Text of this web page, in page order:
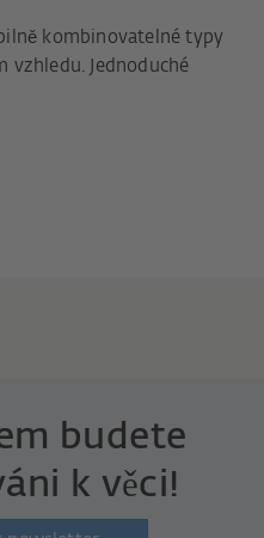
kombinovatelné typy
vzhledu. Jednoduché
budete
k věci!